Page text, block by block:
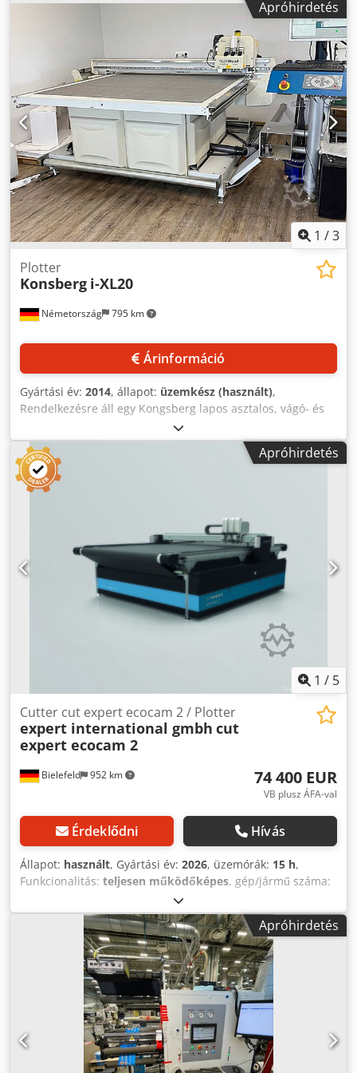
Apróhirdetés
1 /3
Németország 795 km
Plotter
Konsberg i-XL20
Árinformáció
Gyártási év: 2014, állapot: üzemkész (használt),
Rendelkezésre áll egy Kongsberg lapos asztalos, vágó- és
hornyozó plotter. Asztal méretei (X/Y): 1329 mm/1834 mm,
munkaterület méretei (X/Y): 1324 mm/1624 mm, maximális
sebesség: 50 m/perc, pozicionálási pontosság: +/-0,2 mm,
ismétlési pontosság: +/-0,05 mm, anyagvastagság: 50 mm,
maximális szerszerő: 220 kN, szerszámok: 1/2/3:
cut Vision Pro. Gép méretei (X/Y): kb. 2250 mm/2000 mm,
súly: kb. 420 kg, üzemórai szám: kb. 250 óra. Dokumentáció
rendelkezésre áll. Lehetséges a helyszíni megtekintés.
Cedszp Rfyspfx Aagsrf
Apróhirdetés
1 / 5
Bielefeld 952 km
Cutter cut expert ecocam 2 / Plotter
expert international gmbh cut
expert ecocam 2
74 400 EUR
VB plusz ÁFA-val
Érdeklődni Hívás
Állapot: használt, Gyártási év: 2026, üzemórák: 15 h,
Funkcionalitás: teljesen működőképes, gép/jármű száma:
2 900 mm
mm, Használt CNC-vágógép/plotter, vágófelület X és Y
irányban: 2.500 x 2.100 mm. Multifunkciós CAM-
vágórendszer CNC késes technológiával, 2D vágáshoz bőr,
textil, műszaki textíliák, habszivacs és más felületszerű,
félig rugalmas vagy merev, nem fémes anyagok esetén. A
használt gép felszereltsége: • 1 vágóhíd és 1 multifunkciós
szerszámfej • A gép tartozékai: hajtott körkés,
elektromosan oszcilláló kés és egy maró (beleértve az
elszívó berendezést) • Multifunkciós szerszámfej akár 3
cserélhető szerszám befogadására • Nagy teljesítményű
Apróhirdetés